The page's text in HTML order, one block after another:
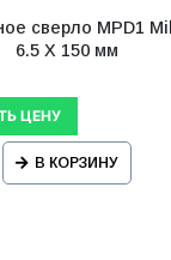
сверло MPD1
6.5 X 150 мм
В КОРЗИНУ